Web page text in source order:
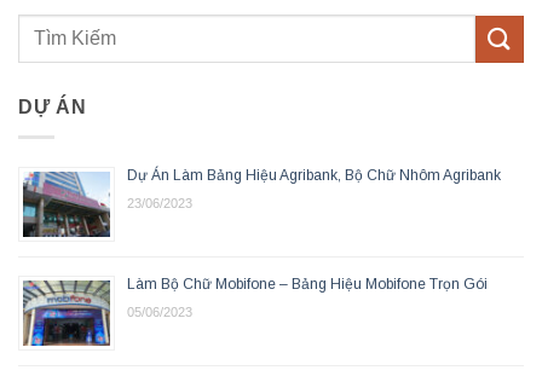
DỰ ÁN
Dự Án Làm Bảng Hiệu Agribank, Bộ Chữ Nhôm Agribank
23/06/2023
Làm Bộ Chữ Mobifone – Bảng Hiệu Mobifone Trọn Gói
05/06/2023